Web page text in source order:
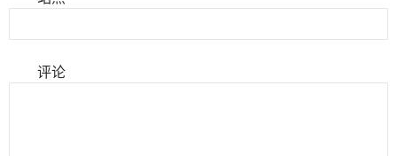
评论